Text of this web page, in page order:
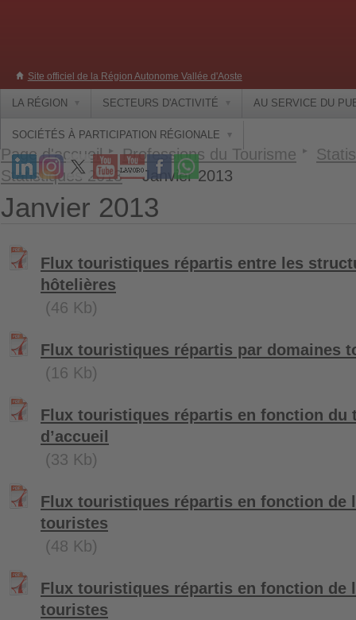
Site officiel de la Région Autonome Vallée d'Aoste
LA RÉGION SECTEURS D'ACTIVITÉ AU SERVICE DU
SOCIÉTÉS À PARTICIPATION RÉGIONALE
Page d'accueil Professions du Tourisme
Statistiques 2013
Janvier 2013
Janvier 2013
Flux touristiques répartis entre les
hôtelières
(46 Kb)
Flux touristiques répartis par domaines
(16 Kb)
Flux touristiques répartis en fonction du
d’accueil
(33 Kb)
Flux touristiques répartis en fonction de
touristes
(48 Kb)
Flux touristiques répartis en fonction de
touristes